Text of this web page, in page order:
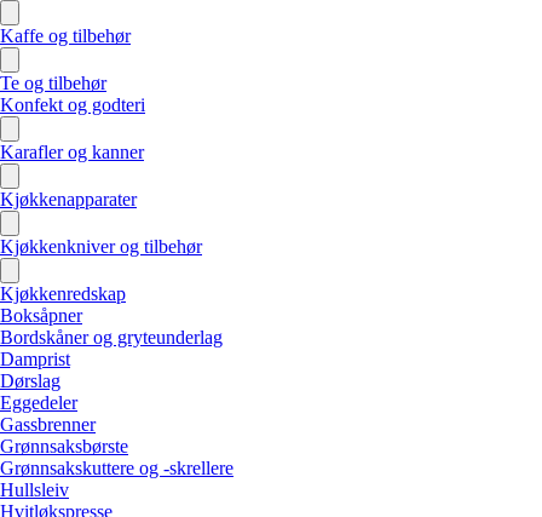
Kaffe og tilbehør
Te og tilbehør
Konfekt og godteri
Karafler og kanner
Kjøkkenapparater
Kjøkkenkniver og tilbehør
Kjøkkenredskap
Boksåpner
Bordskåner og gryteunderlag
Damprist
Dørslag
Eggedeler
Gassbrenner
Grønnsaksbørste
Grønnsakskuttere og -skrellere
Hullsleiv
Hvitløkspresse